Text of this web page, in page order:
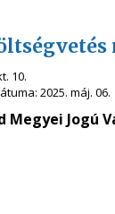
10.
2025. máj. 06.
Megyei Jogú